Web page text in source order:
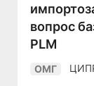
вопрос
PLM
ОМГ